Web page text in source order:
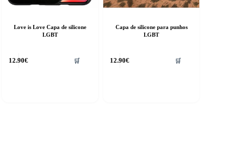
Love is Love Capa de silicone
LGBT
12.90€ 🛒
Capa de silicone para punhos
LGBT
12.90€ 🛒